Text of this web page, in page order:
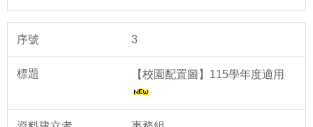
3
【校園配置圖】115學年度適用